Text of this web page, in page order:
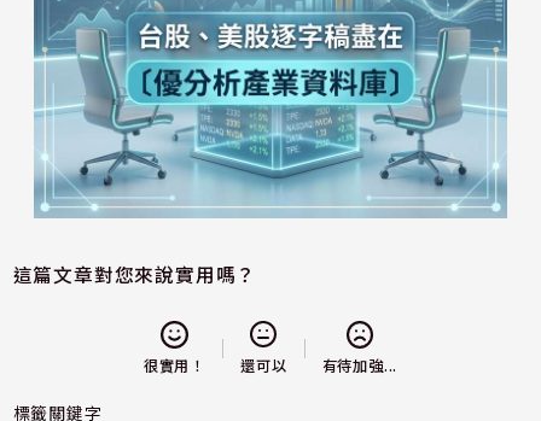
這篇文章對您來說實用嗎？
很實用！ 還可以 有待加強...
標籤關鍵字